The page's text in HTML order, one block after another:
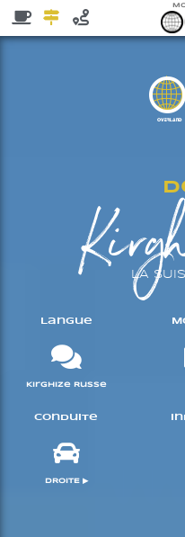
Å
Overland
LA
Langue
Kirghize Russe
Conduite
DROITE ▶︎